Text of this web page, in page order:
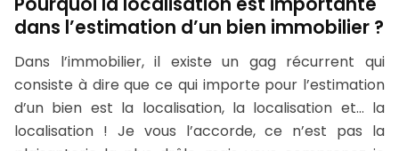
dans l’estimation d’un bien immobilier ?
Dans l’immobilier, il existe un gag récurrent qui
consiste à dire que ce qui importe pour l’estimation
d’un bien est la localisation, la localisation et… la
localisation ! Je vous l’accorde, ce n’est pas la